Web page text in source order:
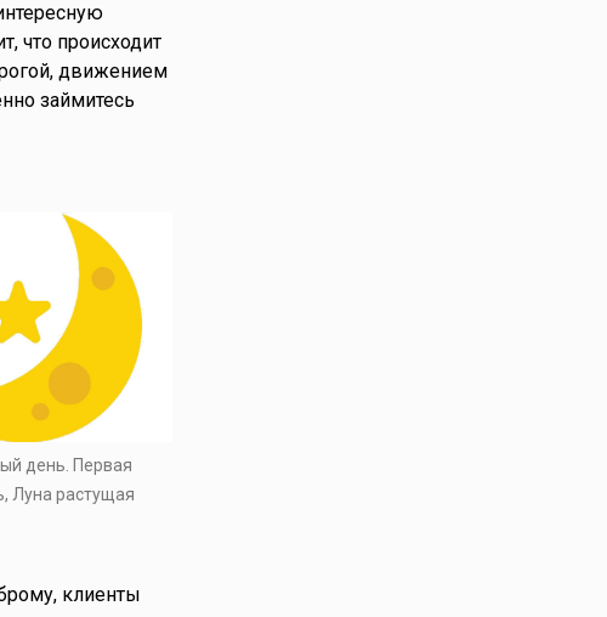
что происходит
движением
займитесь
день. Первая
Луна растущая
клиенты